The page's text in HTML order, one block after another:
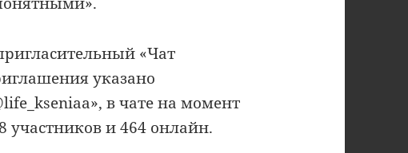
«Чат
указано
в чате на момент
участников и 464 онлайн.